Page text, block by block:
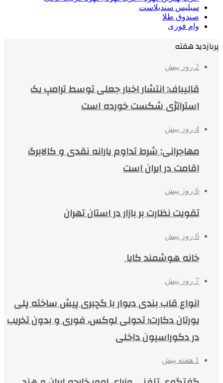
سیلیس سندبلاست
صندوق طلا
وام فوری
پربازدید هفته
2 روز پیش
قالیباف: انتشار اخبار جعلی توسط ترامپ یک
استراتژی شکست خورده است
4 روز پیش
مهاجرانی: شرط تداوم یارانه نقدی و کالابرگ
اقامت در ایران است
6 روز پیش
تقویت نظارت بر بازار در استان تهران
6 روز پیش
خانه هوشمند کایا
7 روز پیش
انواع قاب بندی دیوار با گچبری پیش ساخته پلی
یورتان دکارت؛ تحولی لوکس، فوری و بدون تخریب
در دکوراسیون داخلی
1 هفته پیش